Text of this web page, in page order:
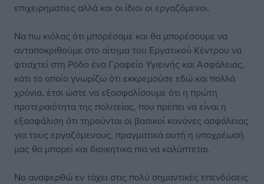
επιχειρηματίες αλλά και οι ίδιοι οι εργαζόμενοι.
Να πω κιόλας ότι μπορέσαμε και θα μπορέσουμε να
ανταποκριθούμε στο αίτημα του Εργατικού Κέντρου να
φτιαχτεί στη Ρόδο ένα Γραφείο Υγιεινής και Ασφάλειας,
κάτι το οποίο γνωρίζω ότι εκκρεμούσε εδώ και πολλά
χρόνια, έτσι ώστε να εξασφαλίσουμε ότι η πρώτη
προτεραιότητα της πολιτείας, που πρέπει να είναι η
εξασφάλιση ότι τηρούνται οι βασικοί κανόνες ασφάλειας
για τους εργαζόμενους, πραγματικά αυτή η υποχρέωσή
μας θα μπορεί και διοικητικά πια να καλύπτεται.
Να αναφερθώ εν τάχει στις πολύ σημαντικές επενδύσεις